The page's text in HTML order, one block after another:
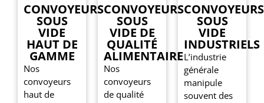
CONVOYEURS
SOUS
VIDE
HAUT DE
GAMME
Nos
convoyeurs
haut de
CONVOYEURS
SOUS
VIDE DE
QUALITÉ
ALIMENTAIRE
Nos
convoyeurs
de qualité
CONVOYEURS
SOUS
VIDE
INDUSTRIELS
L’industrie
générale
manipule
souvent des